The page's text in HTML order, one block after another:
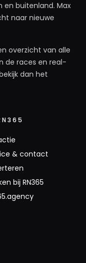
en buitenland. Max
naar nieuwe
overzicht van alle
de races en real-
dan het
& contact
bij RN365